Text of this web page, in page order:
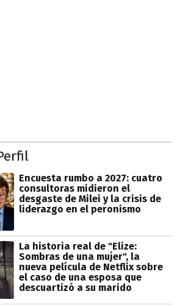
Encuesta rumbo a 2027: cuatro
consultoras midieron el
desgaste de Milei y la crisis de
liderazgo en el peronismo
La historia real de "Elize:
Sombras de una mujer", la
nueva película de Netflix sobre
el caso de una esposa que
descuartizó a su marido